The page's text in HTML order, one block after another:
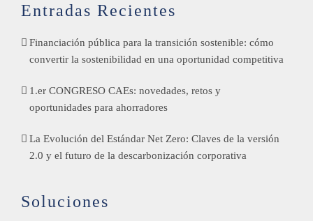
Entradas Recientes
Financiación pública para la transición sostenible: cómo
convertir la sostenibilidad en una oportunidad competitiva
1.er CONGRESO CAEs: novedades, retos y
oportunidades para ahorradores
La Evolución del Estándar Net Zero: Claves de la versión
2.0 y el futuro de la descarbonización corporativa
Soluciones